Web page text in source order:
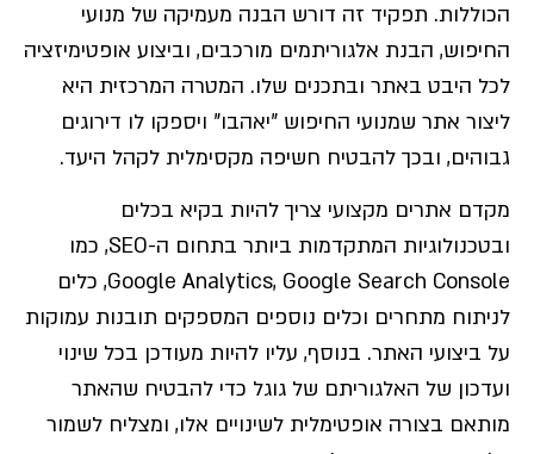
הכוללות. תפקיד זה דורש הבנה מעמיקה של מנועי
החיפוש, הבנת אלגוריתמים מורכבים, וביצוע אופטימיזציה
לכל היבט באתר ובתכנים שלו. המטרה המרכזית היא
ליצור אתר שמנועי החיפוש "יאהבו" ויספקו לו דירוגים
גבוהים, ובכך להבטיח חשיפה מקסימלית לקהל היעד.
מקדם אתרים מקצועי צריך להיות בקיא בכלים
ובטכנולוגיות המתקדמות ביותר בתחום ה-SEO, כמו
Google Analytics, Google Search Console, כלים
לניתוח מתחרים וכלים נוספים המספקים תובנות עמוקות
על ביצועי האתר. בנוסף, עליו להיות מעודכן בכל שינוי
ועדכון של האלגוריתם של גוגל כדי להבטיח שהאתר
מותאם בצורה אופטימלית לשינויים אלו, ומצליח לשמור